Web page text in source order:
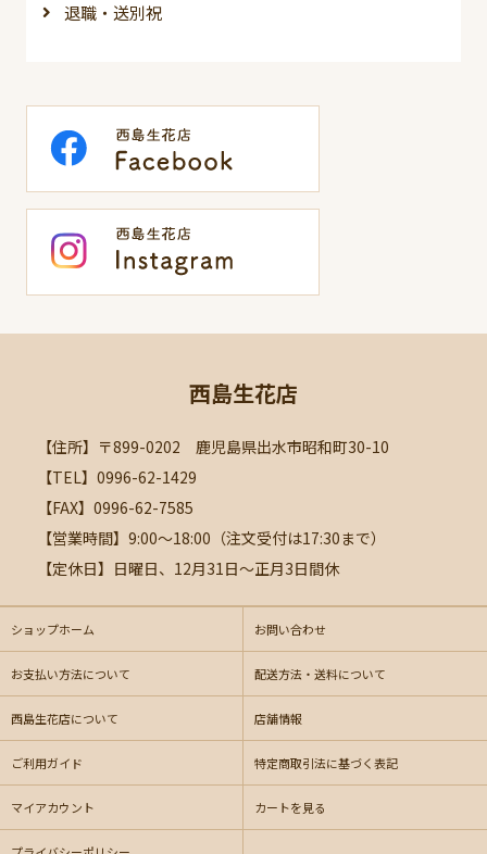
退職・送別祝
西島生花店
【住所】〒899-0202 鹿児島県出水市昭和町30-10
【TEL】0996-62-1429
【FAX】0996-62-7585
【営業時間】9:00～18:00（注文受付は17:30まで）
【定休日】日曜日、12月31日～正月3日間休
ショップホーム お問い合わせ
お支払い方法について 配送方法・送料について
西島生花店について 店舗情報
ご利用ガイド 特定商取引法に基づく表記
マイアカウント カートを見る